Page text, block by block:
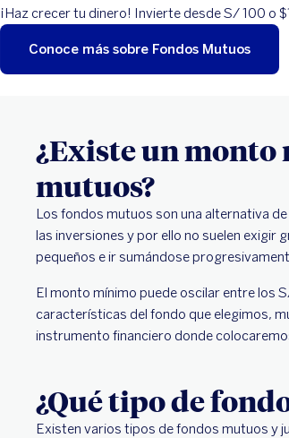
¡Haz crecer tu dinero! Invierte desde S/ 100 o
Conoce más sobre Fondos Mutuos
¿Existe un
mutuos?
Los fondos mutuos son una alternativa
las inversiones y por ello no suelen exigir
pequeños e ir sumándose
El monto mínimo puede oscilar entre los
características del fondo que elegimos,
instrumento financiero donde
¿Qué tipo de
Existen varios tipos de fondos mutuos y